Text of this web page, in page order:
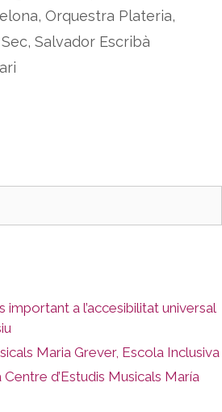
, Orquestra Plateria,
, Salvador Escribà
important a l’accesibilitat universal
Maria Grever, Escola Inclusiva
d’Estudis Musicals María